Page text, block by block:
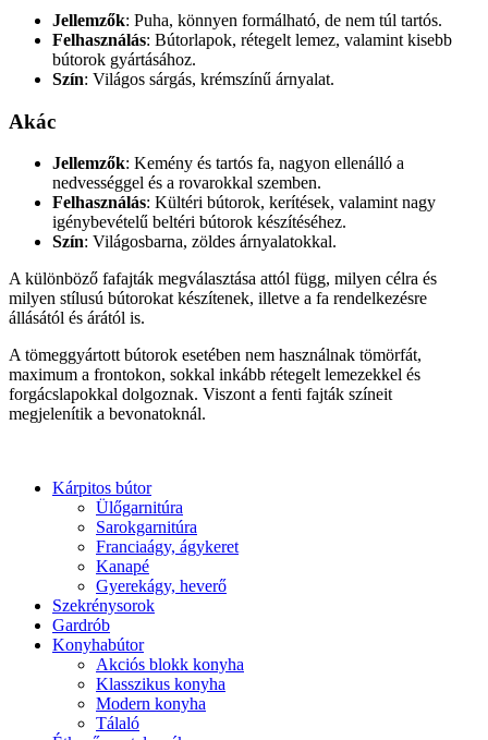
Jellemzők: Puha, könnyen formálható, de nem túl tartós.
Felhasználás: Bútorlapok, rétegelt lemez, valamint kisebb
bútorok gyártásához.
Szín: Világos sárgás, krémszínű árnyalat.
Akác
Jellemzők: Kemény és tartós fa, nagyon ellenálló a
nedvességgel és a rovarokkal szemben.
Felhasználás: Kültéri bútorok, kerítések, valamint nagy
igénybevételű beltéri bútorok készítéséhez.
Szín: Világosbarna, zöldes árnyalatokkal.
A különböző fafajták megválasztása attól függ, milyen célra és
milyen stílusú bútorokat készítenek, illetve a fa rendelkezésre
állásától és árától is.
A tömeggyártott bútorok esetében nem használnak tömörfát,
maximum a frontokon, sokkal inkább rétegelt lemezekkel és
forgácslapokkal dolgoznak. Viszont a fenti fajták színeit
megjelenítik a bevonatoknál.
Kárpitos bútor
Ülőgarnitúra
Sarokgarnitúra
Franciaágy, ágykeret
Kanapé
Gyerekágy, heverő
Szekrénysorok
Gardrób
Konyhabútor
Akciós blokk konyha
Klasszikus konyha
Modern konyha
Tálaló